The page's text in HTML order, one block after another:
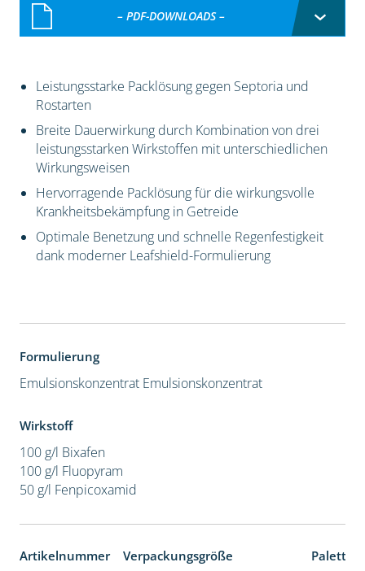
– PDF-DOWNLOADS –
Leistungsstarke Packlösung gegen Septoria und
Rostarten
Breite Dauerwirkung durch Kombination von drei
leistungsstarken Wirkstoffen mit unterschiedlichen
Wirkungsweisen
Hervorragende Packlösung für die wirkungsvolle
Krankheitsbekämpfung in Getreide
Optimale Benetzung und schnelle Regenfestigkeit
dank moderner Leafshield-Formulierung
Formulierung
Emulsionskonzentrat Emulsionskonzentrat
Wirkstoff
100 g/l Bixafen
100 g/l Fluopyram
50 g/l Fenpicoxamid
Artikelnummer Verpackungsgröße